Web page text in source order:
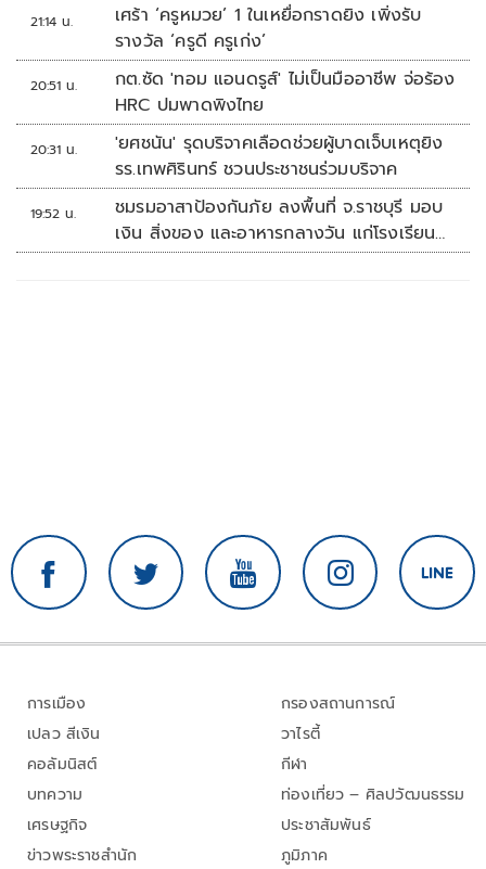
21:14 น.
เศร้า ‘ครูหมวย’ 1 ในเหยื่อกราดยิง เพิ่งรับ
รางวัล ‘ครูดี ครูเก่ง’
20:51 น.
กต.ซัด 'ทอม แอนดรูส์' ไม่เป็นมืออาชีพ จ่อร้อง
HRC ปมพาดพิงไทย
20:31 น.
'ยศชนัน' รุดบริจาคเลือดช่วยผู้บาดเจ็บเหตุยิง
รร.เทพศิรินทร์ ชวนประชาชนร่วมบริจาค
19:52 น.
ชมรมอาสาป้องกันภัย ลงพื้นที่ จ.ราชบุรี มอบ
เงิน สิ่งของ และอาหารกลางวัน แก่โรงเรียน
บ้านหนองน้ำใส
การเมือง
เปลว สีเงิน
คอลัมนิสต์
บทความ
เศรษฐกิจ
ข่าวพระราชสำนัก
กรองสถานการณ์
วาไรตี้
กีฬา
ท่องเที่ยว – ศิลปวัฒนธรรม
ประชาสัมพันธ์
ภูมิภาค